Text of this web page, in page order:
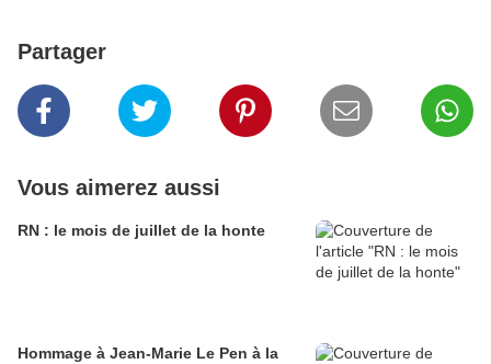
Partager
Vous aimerez aussi
RN : le mois de juillet de la honte
Hommage à Jean-Marie Le Pen à la